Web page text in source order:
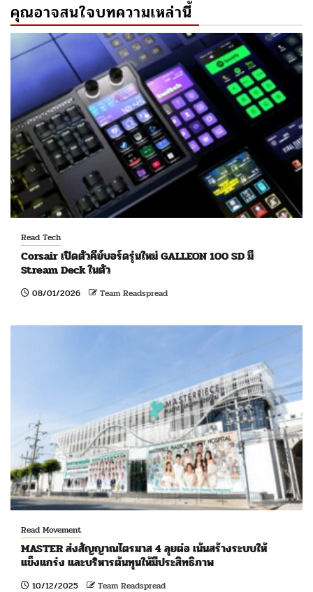
คุณอาจสนใจบทความเหล่านี้
Read Tech
Corsair เปิดตัวคีย์บอร์ดรุ่นใหม่ GALLEON 100 SD มี
Stream Deck ในตัว
08/01/2026 Team Readspread
Read Movement
MASTER ส่งสัญญาณไตรมาส 4 ลุยต่อ เน้นสร้างระบบให้
แข็งแกร่ง และบริหารต้นทุนให้มีประสิทธิภาพ
10/12/2025 Team Readspread